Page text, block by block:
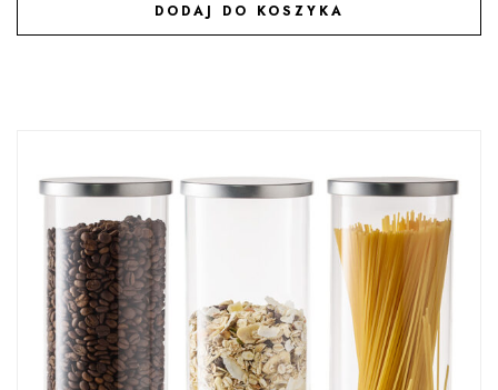
DODAJ DO KOSZYKA
DODAJ DO ULUBIONYCH